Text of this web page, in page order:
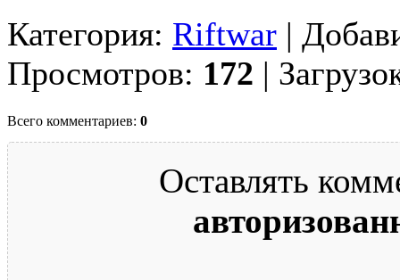
Категория: Riftwar |
Просмотров: 172 |
Всего комментариев: 0
Оставлять